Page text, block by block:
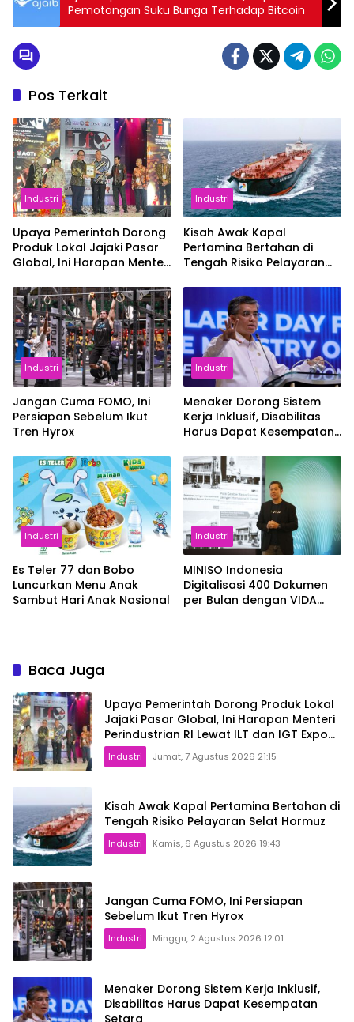
Pemotongan Suku Bunga Terhadap Bitcoin
Pos Terkait
Industri
Upaya Pemerintah Dorong
Produk Lokal Jajaki Pasar
Global, Ini Harapan Menteri
dan IGT Expo 2026
Industri
Kisah Awak Kapal
Pertamina Bertahan di
Tengah Risiko Pelayaran
Industri
Jangan Cuma FOMO, Ini
Persiapan Sebelum Ikut
Tren Hyrox
Industri
Menaker Dorong Sistem
Kerja Inklusif, Disabilitas
Harus Dapat Kesempatan
Industri
Es Teler 77 dan Bobo
Luncurkan Menu Anak
Sambut Hari Anak Nasional
Industri
MINISO Indonesia
Digitalisasi 400 Dokumen
per Bulan dengan VIDA
Baca Juga
Upaya Pemerintah Dorong Produk Lokal
Jajaki Pasar Global, Ini Harapan Menteri
Perindustrian RI Lewat ILT dan IGT Expo
2026
Industri Jumat, 7 Agustus 2026 21:15
Kisah Awak Kapal Pertamina Bertahan di
Tengah Risiko Pelayaran Selat Hormuz
Industri Kamis, 6 Agustus 2026 19:43
Jangan Cuma FOMO, Ini Persiapan
Sebelum Ikut Tren Hyrox
Industri Minggu, 2 Agustus 2026 12:01
Menaker Dorong Sistem Kerja Inklusif,
Disabilitas Harus Dapat Kesempatan
Setara